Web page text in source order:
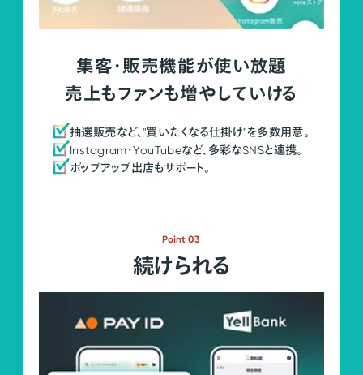
集客・販売機能が使い放題
売上もファンも増やしていける
抽選販売など、"買いたくなる仕掛け"を多数用意。
Instagram・YouTubeなど、多彩なSNSと連携。
ポップアップ出店もサポート。
Point 03
続けられる